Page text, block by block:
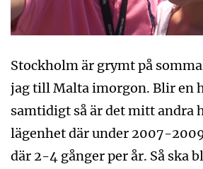
Stockholm är grymt på
jag till Malta imorgon. Blir en
samtidigt så är det mitt andra
lägenhet där under 2007-
där 2-4 gånger per år. Så ska